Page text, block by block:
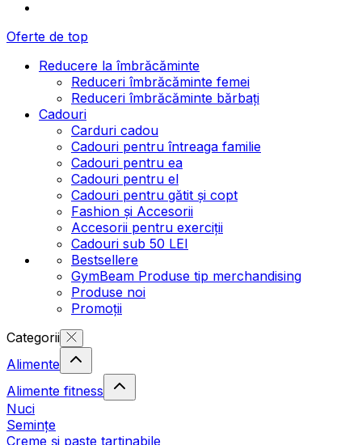
Oferte de top
Reducere la îmbrăcăminte
Reduceri îmbrăcăminte femei
Reduceri îmbrăcăminte bărbați
Cadouri
Carduri cadou
Cadouri pentru întreaga familie
Cadouri pentru ea
Cadouri pentru el
Cadouri pentru gătit și copt
Fashion și Accesorii
Accesorii pentru exerciții
Cadouri sub 50 LEI
Bestsellere
GymBeam Produse tip merchandising
Produse noi
Promoții
Categorii
Alimente
Alimente fitness
Nuci
Semințe
Creme și paste tartinabile